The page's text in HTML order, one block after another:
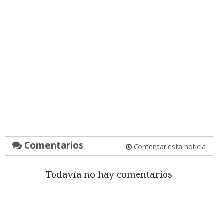
Comentarios Comentar esta noticia
Todavía no hay comentarios